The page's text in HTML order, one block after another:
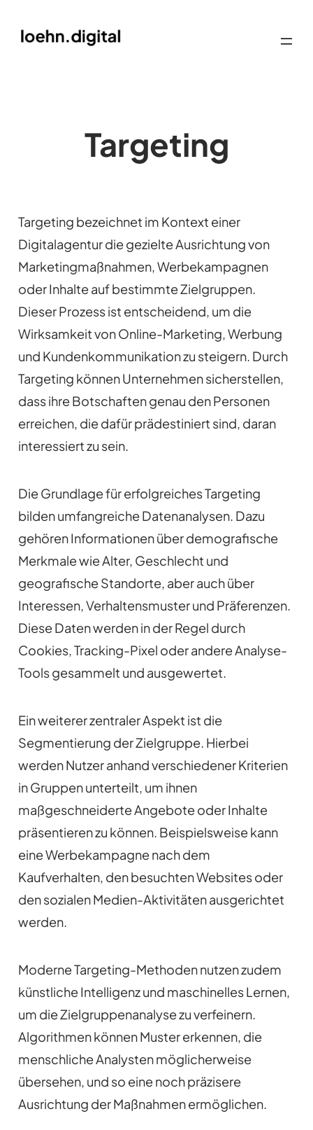
Targeting
Targeting bezeichnet im Kontext einer
Digitalagentur die gezielte Ausrichtung von
Marketingmaßnahmen, Werbekampagnen
oder Inhalte auf bestimmte Zielgruppen.
Dieser Prozess ist entscheidend, um die
Wirksamkeit von Online-Marketing, Werbung
und Kundenkommunikation zu steigern. Durch
Targeting können Unternehmen sicherstellen,
dass ihre Botschaften genau den Personen
erreichen, die dafür prädestiniert sind, daran
interessiert zu sein.
Die Grundlage für erfolgreiches Targeting
bilden umfangreiche Datenanalysen. Dazu
gehören Informationen über demografische
Merkmale wie Alter, Geschlecht und
geografische Standorte, aber auch über
Interessen, Verhaltensmuster und Präferenzen.
Diese Daten werden in der Regel durch
Cookies, Tracking-Pixel oder andere Analyse-
Tools gesammelt und ausgewertet.
Ein weiterer zentraler Aspekt ist die
Segmentierung der Zielgruppe. Hierbei
werden Nutzer anhand verschiedener Kriterien
in Gruppen unterteilt, um ihnen
maßgeschneiderte Angebote oder Inhalte
präsentieren zu können. Beispielsweise kann
eine Werbekampagne nach dem
Kaufverhalten, den besuchten Websites oder
den sozialen Medien-Aktivitäten ausgerichtet
werden.
Moderne Targeting-Methoden nutzen zudem
künstliche Intelligenz und maschinelles Lernen,
um die Zielgruppenanalyse zu verfeinern.
Algorithmen können Muster erkennen, die
menschliche Analysten möglicherweise
übersehen, und so eine noch präzisere
Ausrichtung der Maßnahmen ermöglichen.